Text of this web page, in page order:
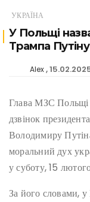
УКРАЇНА
У Польщі
Трампа Путіну
Alex
Глава МЗС Польщі
дзвінок
Володимиру
моральний дух
у суботу, 15
За його словами,